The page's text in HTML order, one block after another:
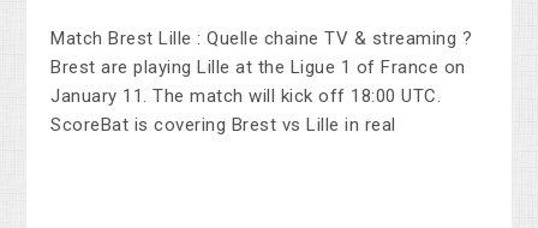
Match Brest Lille : Quelle chaine TV & streaming ?
Brest are playing Lille at the Ligue 1 of France on
January 11. The match will kick off 18:00 UTC.
ScoreBat is covering Brest vs Lille in real